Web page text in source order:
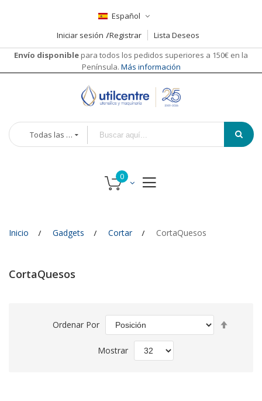
Español
Iniciar sesión
Registrar
Lista Deseos
Envío disponible para todos los pedidos superiores a 150€ en la
Península. Más información
Todas las categorías
Inicio Gadgets Cortar CortaQuesos
CortaQuesos
Ordenar Por
Mostrar